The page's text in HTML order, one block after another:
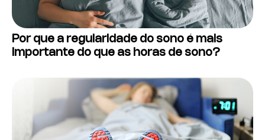
Por que a regularidade do sono é mais
importante do que as horas de sono?